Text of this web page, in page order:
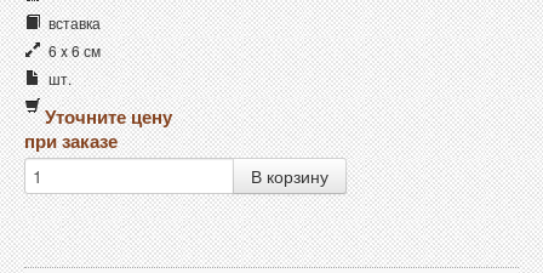
вставка
6 x 6 см
шт.
Уточните цену
при заказе